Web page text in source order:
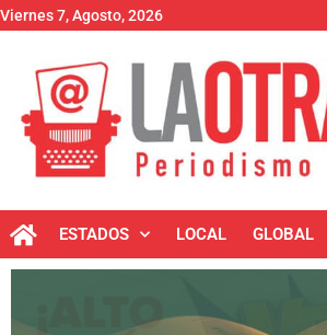
Viernes 7, Agosto, 2026
ESTADOS LOCAL GLOBAL